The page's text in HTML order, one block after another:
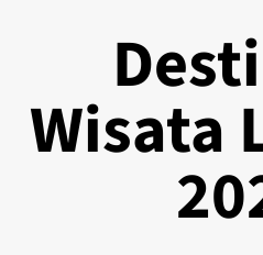
Wisata